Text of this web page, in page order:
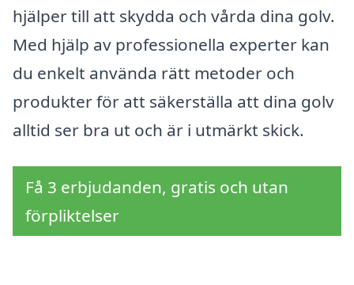
hjälper till att skydda och vårda dina golv.
Med hjälp av professionella experter kan
du enkelt använda rätt metoder och
produkter för att säkerställa att dina golv
alltid ser bra ut och är i utmärkt skick.
Få 3 erbjudanden, gratis och utan
förpliktelser